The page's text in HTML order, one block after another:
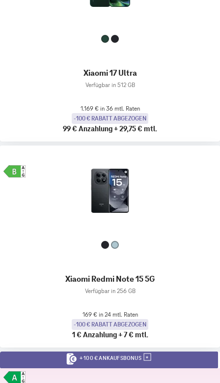
Xiaomi 17 Ultra
Verfügbar in 512 GB
1.169 € in 36 mtl. Raten
-100 € RABATT ABGEZOGEN
99 € Anzahlung+29,75 € mtl.
Xiaomi Redmi Note 15 5G
Verfügbar in 256 GB
169 € in 24 mtl. Raten
-100 € RABATT ABGEZOGEN
1 € Anzahlung+7 € mtl.
+ 100 € ANKAUFSBONUS